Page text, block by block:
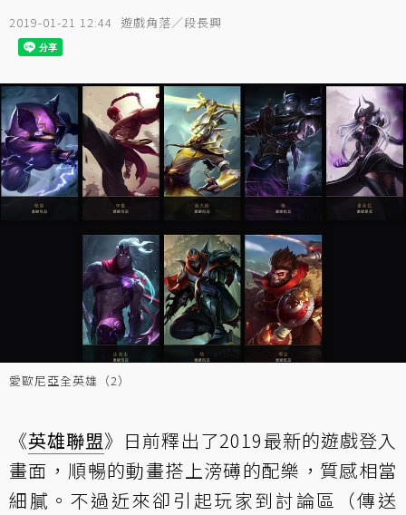
2019-01-21 12:44 遊戲角落／段長興
愛歐尼亞全英雄（2）
《英雄聯盟》日前釋出了2019最新的遊戲登入
畫面，順暢的動畫搭上滂礡的配樂，質感相當
細膩。不過近來卻引起玩家到討論區（傳送